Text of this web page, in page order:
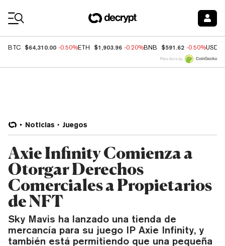
BTC $64,310.00 -0.50%ETH $1,903.96 -0.20%BNB $591.62 -0.50%USDC
Price data by
Noticias Juegos
Axie Infinity Comienza a
Otorgar Derechos
Comerciales a Propietarios
de NFT
Sky Mavis ha lanzado una tienda de
mercancía para su juego IP Axie Infinity, y
también está permitiendo que una pequeña